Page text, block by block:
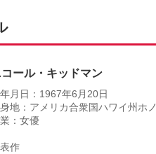
コール・キッドマン
月日：1967年6月20日
地：アメリカ合衆国ハワイ州ホ
：女優
作